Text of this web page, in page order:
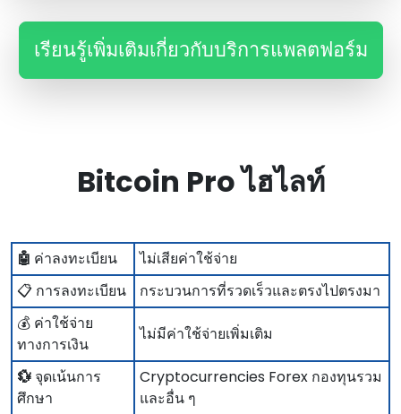
เรียนรู้เพิ่มเติมเกี่ยวกับบริการแพลตฟอร์ม
Bitcoin Pro ไฮไลท์
🤖 ค่าลงทะเบียน
ไม่เสียค่าใช้จ่าย
📋 การลงทะเบียน
กระบวนการที่รวดเร็วและตรงไปตรงมา
💰 ค่าใช้จ่าย
ทางการเงิน
ไม่มีค่าใช้จ่ายเพิ่มเติม
💱 จุดเน้นการ
ศึกษา
Cryptocurrencies Forex กองทุนรวม
และอื่น ๆ